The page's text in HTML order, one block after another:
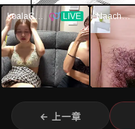
← 上一章